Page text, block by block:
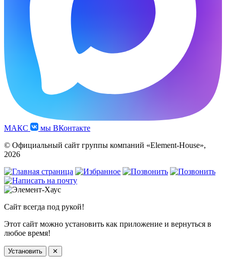
МАКС
мы ВКонтакте
© Официальный сайт группы компаний «Element-House»,
2026
Сайт всегда под рукой!
Этот сайт можно установить как приложение и вернуться в
любое время!
Установить ✕